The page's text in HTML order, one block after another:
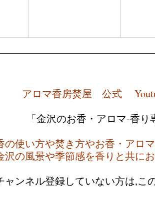
アロマ香房焚屋　公式　
「金沢のお香・アロマ-香り
の使い方や焚き方やお香・アロ
沢の風景や季節感を香りと共に
ャンネル登録していない方は,こ